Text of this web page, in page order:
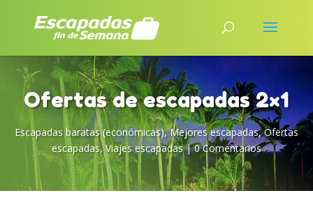
Ofertas de escapadas 2×1
Escapadas baratas (económicas),Mejores escapadas,Ofertas
escapadas,Viajes escapadas|0 Comentarios